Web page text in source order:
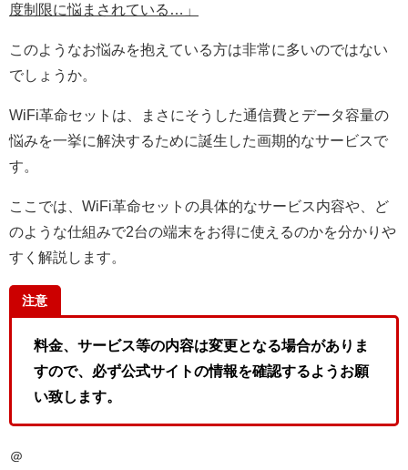
度制限に悩まされている…」
このようなお悩みを抱えている方は非常に多いのではない
でしょうか。
WiFi革命セットは、まさにそうした通信費とデータ容量の
悩みを一挙に解決するために誕生した画期的なサービスで
す。
ここでは、WiFi革命セットの具体的なサービス内容や、ど
のような仕組みで2台の端末をお得に使えるのかを分かりや
すく解説します。
注意
料金、サービス等の内容は変更となる場合がありま
すので、必ず公式サイトの情報を確認するようお願
い致します。
＠